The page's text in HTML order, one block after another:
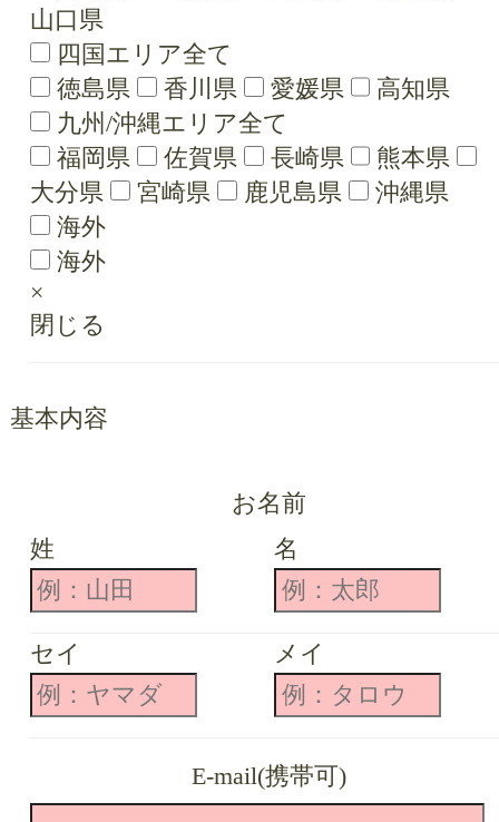
山口県
四国エリア全て
徳島県
香川県 愛媛県
高知県
九州/沖縄エリア全て
福岡県
佐賀県 長崎県
熊本県
大分県
宮崎県 鹿児島県
沖縄県
海外
海外
×
閉じる
基本内容
お名前
姓
名
セイ メイ
E-mail(携帯可)